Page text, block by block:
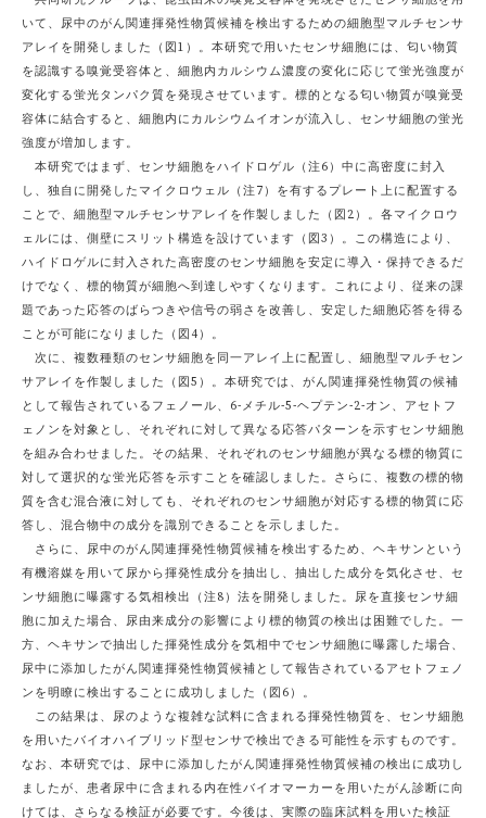
いて、尿中のがん関連揮発性物質候補を検出するための細胞型マルチセンサ
アレイを開発しました（図1）。本研究で用いたセンサ細胞には、匂い物質
を認識する嗅覚受容体と、細胞内カルシウム濃度の変化に応じて蛍光強度が
変化する蛍光タンパク質を発現させています。標的となる匂い物質が嗅覚受
容体に結合すると、細胞内にカルシウムイオンが流入し、センサ細胞の蛍光
強度が増加します。
本研究ではまず、センサ細胞をハイドロゲル（注6）中に高密度に封入
し、独自に開発したマイクロウェル（注7）を有するプレート上に配置する
ことで、細胞型マルチセンサアレイを作製しました（図2）。各マイクロウ
ェルには、側壁にスリット構造を設けています（図3）。この構造により、
ハイドロゲルに封入された高密度のセンサ細胞を安定に導入・保持できるだ
けでなく、標的物質が細胞へ到達しやすくなります。これにより、従来の課
題であった応答のばらつきや信号の弱さを改善し、安定した細胞応答を得る
ことが可能になりました（図4）。
次に、複数種類のセンサ細胞を同一アレイ上に配置し、細胞型マルチセン
サアレイを作製しました（図5）。本研究では、がん関連揮発性物質の候補
として報告されているフェノール、6-メチル-5-ヘプテン-2-オン、アセトフ
ェノンを対象とし、それぞれに対して異なる応答パターンを示すセンサ細胞
を組み合わせました。その結果、それぞれのセンサ細胞が異なる標的物質に
対して選択的な蛍光応答を示すことを確認しました。さらに、複数の標的物
質を含む混合液に対しても、それぞれのセンサ細胞が対応する標的物質に応
答し、混合物中の成分を識別できることを示しました。
さらに、尿中のがん関連揮発性物質候補を検出するため、ヘキサンという
有機溶媒を用いて尿から揮発性成分を抽出し、抽出した成分を気化させ、セ
ンサ細胞に曝露する気相検出（注8）法を開発しました。尿を直接センサ細
胞に加えた場合、尿由来成分の影響により標的物質の検出は困難でした。一
方、ヘキサンで抽出した揮発性成分を気相中でセンサ細胞に曝露した場合、
尿中に添加したがん関連揮発性物質候補として報告されているアセトフェノ
ンを明瞭に検出することに成功しました（図6）。
この結果は、尿のような複雑な試料に含まれる揮発性物質を、センサ細胞
を用いたバイオハイブリッド型センサで検出できる可能性を示すものです。
なお、本研究では、尿中に添加したがん関連揮発性物質候補の検出に成功し
ましたが、患者尿中に含まれる内在性バイオマーカーを用いたがん診断に向
けては、さらなる検証が必要です。今後は、実際の臨床試料を用いた検証